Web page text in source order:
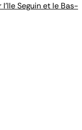
Seguin et le Bas-